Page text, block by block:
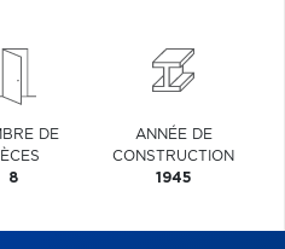
DE
8
ANNÉE DE
CONSTRUCTION
1945